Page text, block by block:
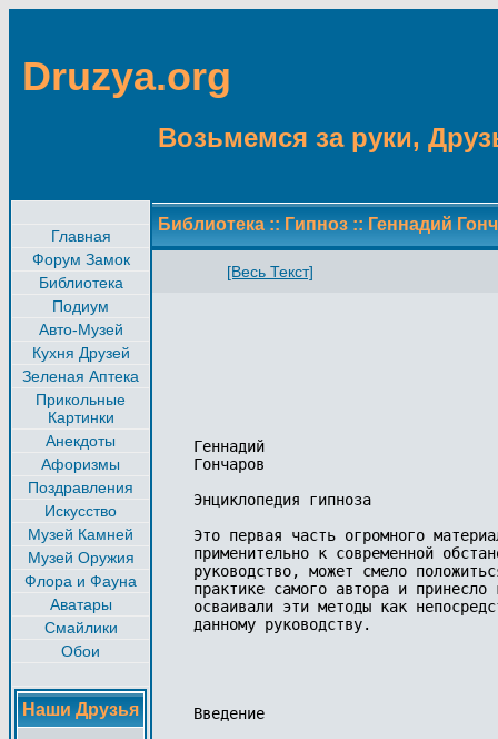
Druzya.org
Возьмемся за руки,
Главная
Форум Замок
Библиотека
Подиум
Авто-Музей
Кухня Друзей
Зеленая Аптека
Прикольные
Картинки
Анекдоты
Афоризмы
Поздравления
Искусство
Музей Камней
Музей Оружия
Флора и Фауна
Аватары
Смайлики
Обои
Наши Друзья
Библиотека :: Гипноз :: Геннадий
[Весь Текст]
Геннадий
Гончаров
Энциклопедия гипноза
Это первая часть огромного
применительно к современной
руководство, может смело
практике самого автора и
осваивали эти методы как
данному руководству.
Введение